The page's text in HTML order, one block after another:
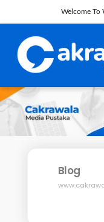
Welcome To
content
Blog